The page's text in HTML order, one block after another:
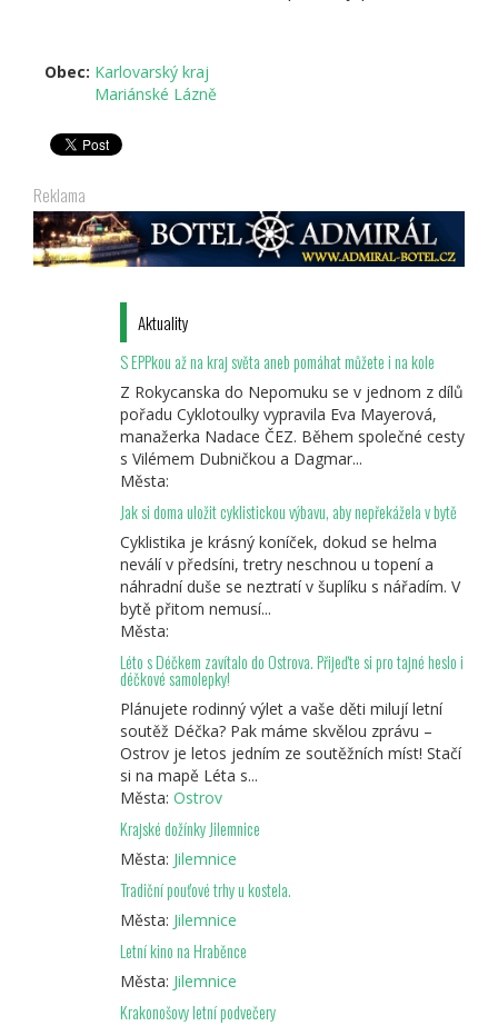
Obec: Karlovarský kraj
Mariánské Lázně
Reklama
Aktuality
S EPPkou až na kraj světa aneb pomáhat můžete i na kole
Z Rokycanska do Nepomuku se v jednom z dílů
pořadu Cyklotoulky vypravila Eva Mayerová,
manažerka Nadace ČEZ. Během společné cesty
s Vilémem Dubničkou a Dagmar...
Města:
Jak si doma uložit cyklistickou výbavu, aby nepřekážela v bytě
Cyklistika je krásný koníček, dokud se helma
neválí v předsíni, tretry neschnou u topení a
náhradní duše se neztratí v šuplíku s nářadím. V
bytě přitom nemusí...
Města:
Léto s Déčkem zavítalo do Ostrova. Přijeďte si pro tajné heslo i
déčkové samolepky!
Plánujete rodinný výlet a vaše děti milují letní
soutěž Déčka? Pak máme skvělou zprávu –
Ostrov je letos jedním ze soutěžních míst! Stačí
si na mapě Léta s...
Města: Ostrov
Krajské dožínky Jilemnice
Města: Jilemnice
Tradiční pouťové trhy u kostela.
Města: Jilemnice
Letní kino na Hraběnce
Města: Jilemnice
Krakonošovy letní podvečery